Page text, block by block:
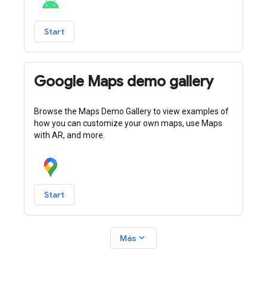
Start
Google Maps demo gallery
Browse the Maps Demo Gallery to view examples of
how you can customize your own maps, use Maps
with AR, and more.
Start
Más expand_more